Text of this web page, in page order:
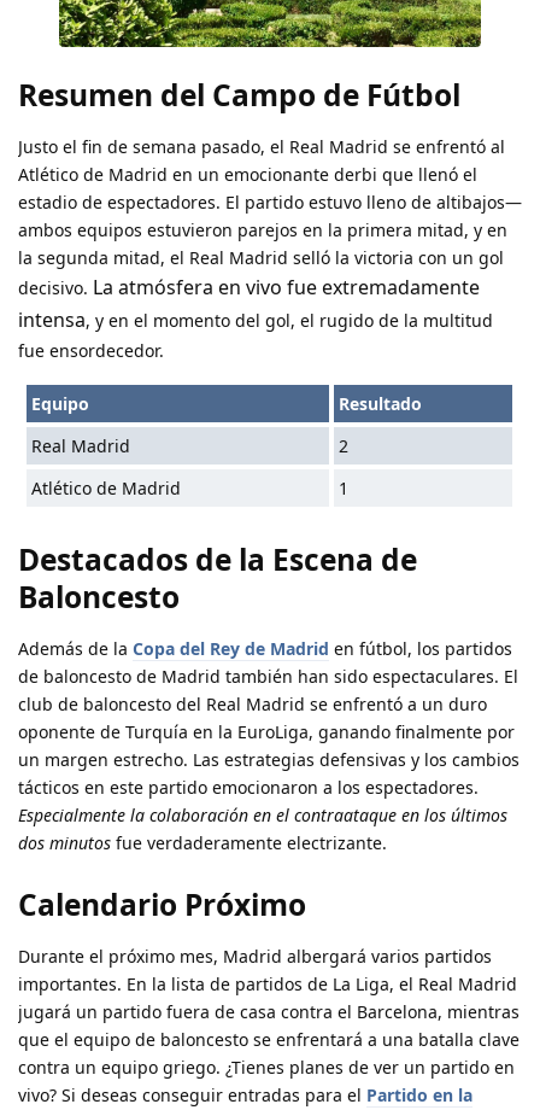
Resumen del Campo de Fútbol
Justo el fin de semana pasado, el Real Madrid se enfrentó al
Atlético de Madrid en un emocionante derbi que llenó el
estadio de espectadores. El partido estuvo lleno de altibajos—
ambos equipos estuvieron parejos en la primera mitad, y en
la segunda mitad, el Real Madrid selló la victoria con un gol
decisivo. La atmósfera en vivo fue extremadamente
intensa, y en el momento del gol, el rugido de la multitud
fue ensordecedor.
Equipo
Resultado
Real Madrid
2
Atlético de Madrid
1
Destacados de la Escena de
Baloncesto
Además de la Copa del Rey de Madrid en fútbol, los partidos
de baloncesto de Madrid también han sido espectaculares. El
club de baloncesto del Real Madrid se enfrentó a un duro
oponente de Turquía en la EuroLiga, ganando finalmente por
un margen estrecho. Las estrategias defensivas y los cambios
tácticos en este partido emocionaron a los espectadores.
Especialmente la colaboración en el contraataque en los últimos
dos minutos fue verdaderamente electrizante.
Calendario Próximo
Durante el próximo mes, Madrid albergará varios partidos
importantes. En la lista de partidos de La Liga, el Real Madrid
jugará un partido fuera de casa contra el Barcelona, mientras
que el equipo de baloncesto se enfrentará a una batalla clave
contra un equipo griego. ¿Tienes planes de ver un partido en
vivo? Si deseas conseguir entradas para el Partido en la